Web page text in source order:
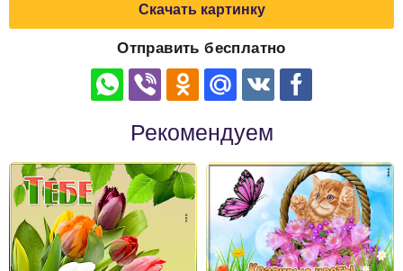
Скачать картинку
Отправить бесплатно
Рекомендуем